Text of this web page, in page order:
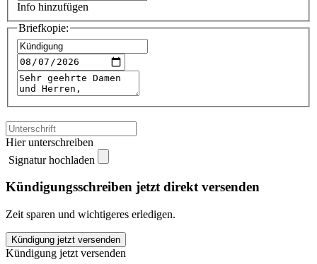
Info hinzufügen
Briefkopie:
Hier unterschreiben
Signatur hochladen
Kündigungsschreiben jetzt direkt versenden
Zeit sparen und wichtigeres erledigen.
Hostpoint
kündigen
Kündigung jetzt versenden
Kündigung jetzt versenden